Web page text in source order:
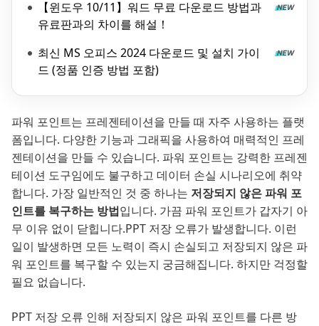
【윈도우 10/11】워드 무료 다운로드 방법과
유료판과의 차이를 해설！
최신 MS 오피스 2024 다운로드 및 설치 가이
드 (정품 인증 방법 포함)
파워 포인트는 프레젠테이션을 만들 때 자주 사용하는 플랫
폼입니다. 다양한 기능과 그래픽을 사용하여 매력적인 프레
젠테이션을 만들 수 있습니다. 파워 포인트는 강력한 프레젠
테이션 도구임에도 불구하고 데이터 손실 시나리오에 취약
합니다. 가장 일반적인 것 중 하나는 저장되지 않은 파워 포
인트를 복구하는 방법입니다. 가끔 파워 포인트가 갑자기 아
무 이유 없이 닫힙니다.PPT 저장 오류가 발생합니다. 이런
일이 발생하면 모든 노력이 즉시 손실되고 저장되지 않은 파
워 포인트를 복구할 수 있는지 궁금해집니다. 하지만 걱정할
필요 없습니다.
PPT 저장 오류 인해 저장되지 않은 파워 포인트를 다른 방